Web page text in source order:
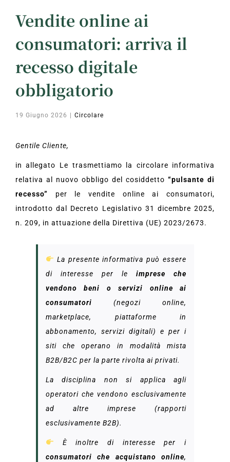
Vendite online ai
consumatori: arriva il
recesso digitale
obbligatorio
19 Giugno 2026 Circolare
Gentile Cliente,
in allegato Le trasmettiamo la circolare informativa
relativa al nuovo obbligo del cosiddetto“pulsante di
recesso”
per le vendite online ai consumatori,
introdotto dal Decreto Legislativo 31 dicembre 2025,
n. 209, in attuazione della Direttiva (UE) 2023/2673.
La presente informativa può essere
di interesse per leimprese che
vendono beni o servizi online ai
consumatori (negozi online,
marketplace, piattaforme in
abbonamento, servizi digitali) e per i
siti che operano in modalità mista
B2B/B2C per la parte rivolta ai privati.
La disciplina non si applica agli
operatori che vendono esclusivamente
ad altre imprese (rapporti
esclusivamente B2B).
È inoltre di interesse per i
consumatori che acquistano online,